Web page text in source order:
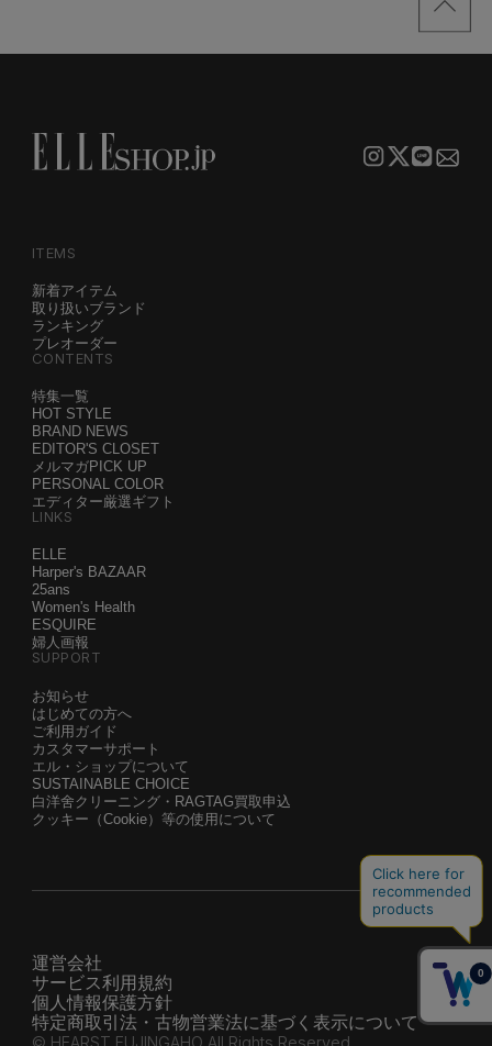
ITEMS
新着アイテム
取り扱いブランド
ランキング
プレオーダー
CONTENTS
特集一覧
HOT STYLE
BRAND NEWS
EDITOR'S CLOSET
メルマガPICK UP
PERSONAL COLOR
エディター厳選ギフト
LINKS
ELLE
Harper's BAZAAR
25ans
Women's Health
ESQUIRE
婦人画報
SUPPORT
お知らせ
はじめての方へ
ご利用ガイド
カスタマーサポート
エル・ショップについて
SUSTAINABLE CHOICE
白洋舍クリーニング・RAGTAG買取申込
クッキー（Cookie）等の使用について
運営会社
サービス利用規約
個人情報保護方針
特定商取引法・古物営業法に基づく表示について